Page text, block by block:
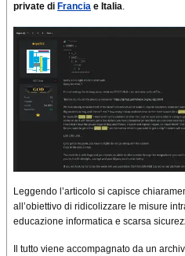
private di Francia e Italia.
Leggendo l’articolo si capisce
all’obiettivo di ridicolizzare le misure
educazione informatica e scarsa
Il tutto viene accompagnato da un